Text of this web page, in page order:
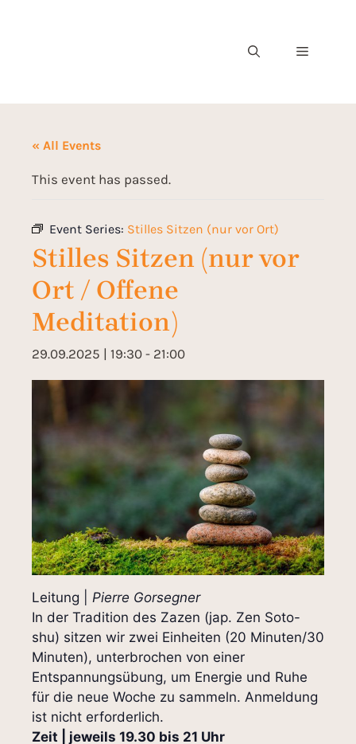
« All Events
This event has passed.
Event Series: Stilles Sitzen (nur vor Ort)
Stilles Sitzen (nur vor
Ort / Offene
Meditation)
29.09.2025 | 19:30 - 21:00
Leitung | Pierre Gorsegner
In der Tradition des Zazen (jap. Zen Soto-
shu) sitzen wir zwei Einheiten (20 Minuten/30
Minuten), unterbrochen von einer
Entspannungsübung, um Energie und Ruhe
für die neue Woche zu sammeln. Anmeldung
ist nicht erforderlich.
Zeit | jeweils 19.30 bis 21 Uhr